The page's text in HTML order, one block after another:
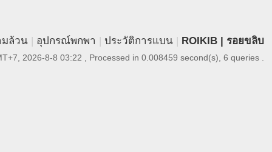
ล้วน | อุปกรณ์พกพา | ประวัติการแบน | ROIKIB | รอยขลิบ
2026-8-8 03:22 , Processed in 0.008459 second(s), 6 queries .